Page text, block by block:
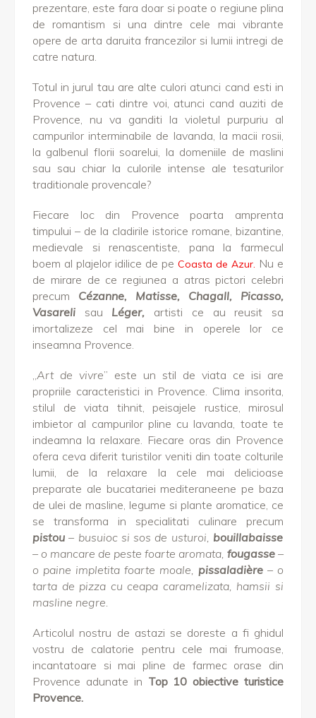
prezentare, este fara doar si poate o regiune plina
de romantism si una dintre cele mai vibrante
opere de arta daruita francezilor si lumii intregi de
catre natura.
Totul in jurul tau are alte culori atunci cand esti in
Provence – cati dintre voi, atunci cand auziti de
Provence, nu va ganditi la violetul purpuriu al
campurilor interminabile de lavanda, la macii rosii,
la galbenul florii soarelui, la domeniile de maslini
sau sau chiar la culorile intense ale tesaturilor
traditionale provencale?
Fiecare loc din Provence poarta amprenta
timpului – de la cladirile istorice romane, bizantine,
medievale si renascentiste, pana la farmecul
boem al plajelor idilice de pe Coasta de Azur. Nu e
de mirare de ce regiunea a atras pictori celebri
precum Cézanne,
Matisse, Chagall, Picasso,
Vasareli
sau Léger, artisti ce au reusit sa
imortalizeze cel mai bine in operele lor ce
inseamna Provence.
„Art de vivre” este un stil de viata ce isi are
propriile caracteristici in Provence. Clima insorita,
stilul de viata tihnit, peisajele rustice, mirosul
imbietor al campurilor pline cu lavanda, toate te
indeamna la relaxare. Fiecare oras din Provence
ofera ceva diferit turistilor veniti din toate colturile
lumii, de la relaxare la cele mai delicioase
preparate ale bucatariei mediteraneene pe baza
de ulei de masline, legume si plante aromatice, ce
se transforma in specialitati culinare precum
pistou – busuioc si sos de usturoi, bouillabaisse
– o mancare de peste foarte aromata, fougasse –
o paine impletita foarte moale, pissaladière – o
tarta de pizza cu ceapa caramelizata, hamsii si
masline negre.
Articolul nostru de astazi se doreste a fi ghidul
vostru de calatorie pentru cele mai frumoase,
incantatoare si mai pline de farmec orase din
Provence adunate in Top 10 obiective turistice
Provence.